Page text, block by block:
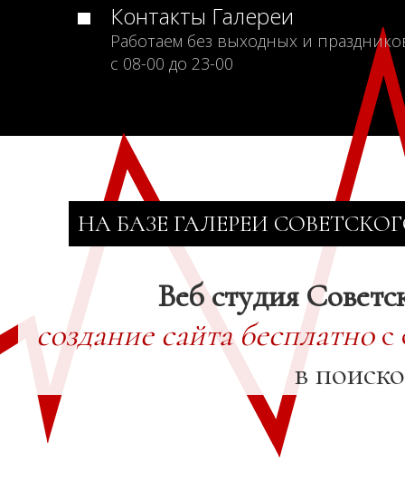
Контакты Галереи
Работаем без выходных и
с 08-00 до 23-00
НА БАЗЕ ГАЛЕРЕИ
Веб студия
создание сайта бесплатнос
в